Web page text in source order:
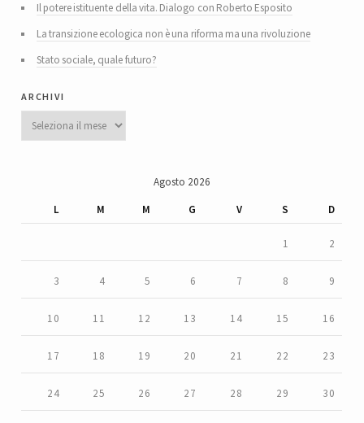
Il potere istituente della vita. Dialogo con Roberto Esposito
La transizione ecologica non è una riforma ma una rivoluzione
Stato sociale, quale futuro?
archivi
Archivi
Agosto 2026
L
M M G V S D
1 2
3 4 5 6 7 8 9
10 11 12 13 14 15 16
17 18 19 20 21 22 23
24 25 26 27 28 29 30